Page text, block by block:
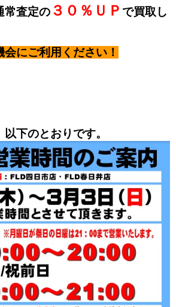
常査定の ３０％ＵＰ で買取し
にご利用ください！
下のとおりです。